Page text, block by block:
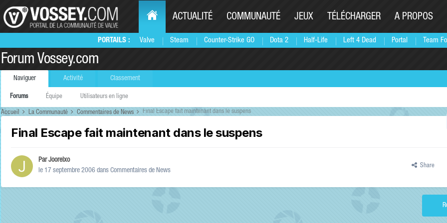
PORTAILS : Valve Steam Counter-Strike GO Dota 2 Half-Life Left 4 Dead Portal Team
ACTUALITÉ COMMUNAUTÉ JEUX TÉLÉCHARGER A PROPOS
Forum Vossey.com
Naviguer
Forums Équipe Utilisateurs en ligne
Activité Classement
Accueil La Communauté Commentaires de News Final Escape fait maintenant dans le suspens
Final Escape fait maintenant dans le suspens
ParJooreixo
le 17 septembre 2006 dans Commentaires de News
Share